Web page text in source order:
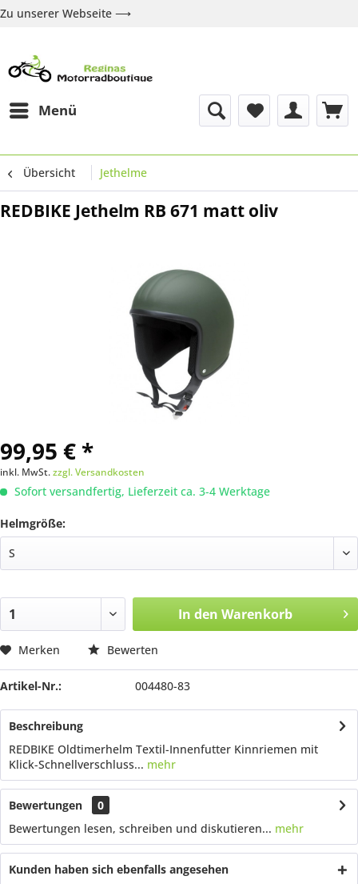
Zu unserer Webseite ⟶
Menü
Übersicht Jethelme
REDBIKE Jethelm RB 671 matt oliv
99,95 € *
inkl. MwSt.zzgl. Versandkosten
Sofort versandfertig, Lieferzeit ca. 3-4 Werktage
Helmgröße:
In den Warenkorb
Merken Bewerten
Artikel-Nr.: 004480-83
Beschreibung
REDBIKE Oldtimerhelm Textil-Innenfutter Kinnriemen mit
Klick-Schnellverschluss... mehr
Bewertungen
0
Bewertungen lesen, schreiben und diskutieren... mehr
Kunden haben sich ebenfalls angesehen